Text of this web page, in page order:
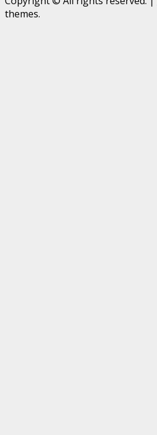
themes.